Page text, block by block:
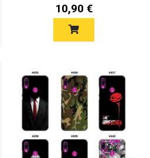
10,90 €